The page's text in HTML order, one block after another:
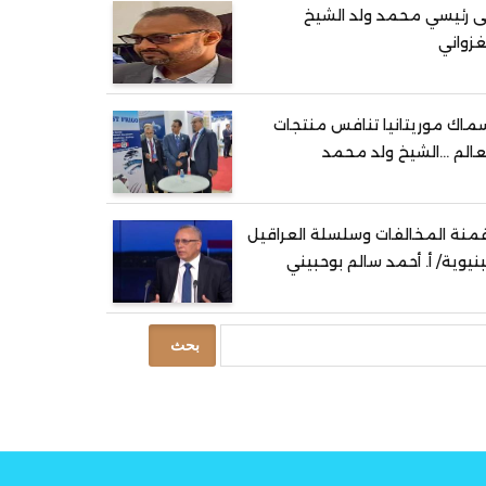
رئيسي محمد ولد الشيخ
موريتانيا تنافس منتجات
…الشيخ ولد محمد
المخالفات وسلسلة العراقيل
أ. أحمد سالم بوحبيني